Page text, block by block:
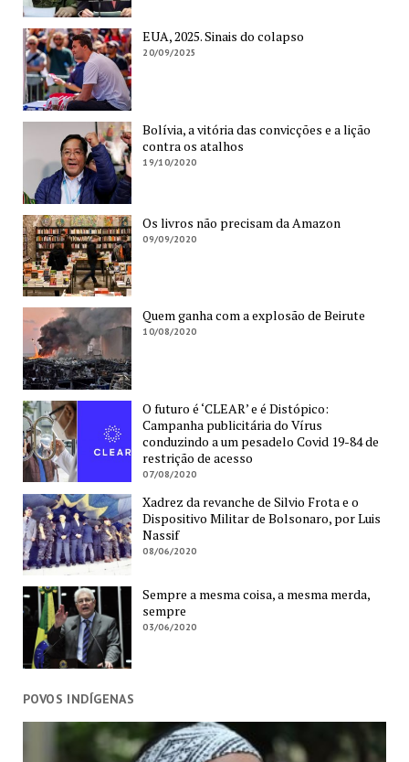
EUA, 2025. Sinais do colapso
20/09/2025
Bolívia, a vitória das convicções e a lição
contra os atalhos
19/10/2020
Os livros não precisam da Amazon
09/09/2020
Quem ganha com a explosão de Beirute
10/08/2020
O futuro é ‘CLEAR’ e é Distópico:
Campanha publicitária do Vírus
conduzindo a um pesadelo Covid 19-84 de
restrição de acesso
07/08/2020
Xadrez da revanche de Silvio Frota e o
Dispositivo Militar de Bolsonaro, por Luis
Nassif
08/06/2020
Sempre a mesma coisa, a mesma merda,
sempre
03/06/2020
POVOS INDÍGENAS